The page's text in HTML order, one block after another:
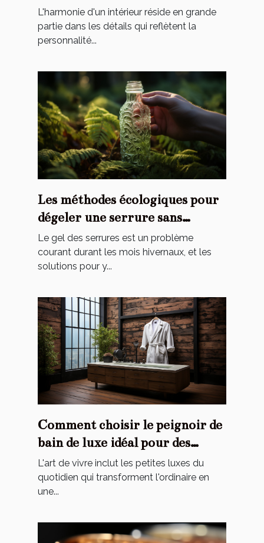
l'ambiance de votre maison
L'harmonie d'un intérieur réside en grande
partie dans les détails qui reflètent la
personnalité...
Les méthodes écologiques pour
dégeler une serrure sans
endommager l'environnement
Le gel des serrures est un problème
courant durant les mois hivernaux, et les
solutions pour y...
Comment choisir le peignoir de
bain de luxe idéal pour des
moments de détente uniques ?
L'art de vivre inclut les petites luxes du
quotidien qui transforment l'ordinaire en
une...